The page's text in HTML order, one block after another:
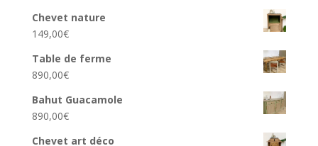
Chevet nature
149,00€
Table de ferme
890,00€
Bahut Guacamole
890,00€
Chevet art déco